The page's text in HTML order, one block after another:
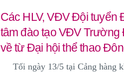
Các HLV, VĐV Đội tuyển
tâm đào tạo VĐV
về từ Đại hội thể thao
Tối ngày 13/5tại Cảng hàng